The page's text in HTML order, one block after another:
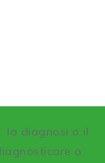
la diagnosi o il
o